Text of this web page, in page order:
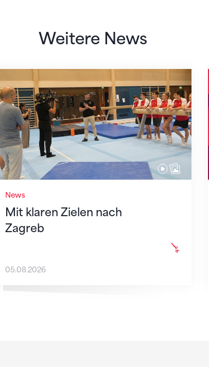
Weitere News
News
Mit klaren Zielen nach
Zagreb
Mit klaren Zielen nach Zagreb
05.08.2026